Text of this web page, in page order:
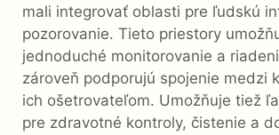
mali integrovať oblasti pre ľudskú
pozorovanie. Tieto priestory
jednoduché monitorovanie a
zároveň podporujú spojenie medzi
ich ošetrovateľom. Umožňuje tiež
pre zdravotné kontroly, čistenie a